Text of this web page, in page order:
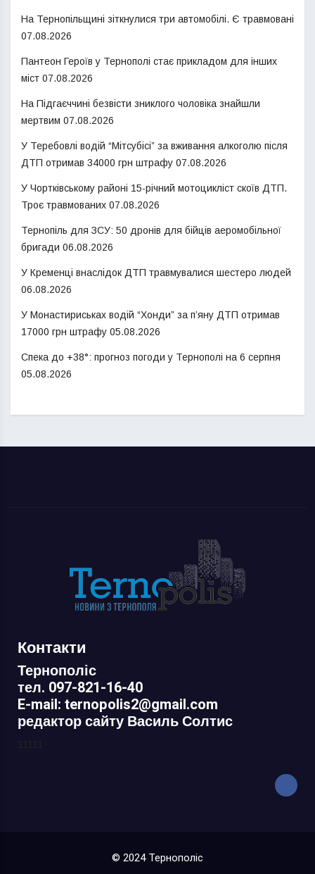
На Тернопільщині зіткнулися три автомобілі. Є травмовані
07.08.2026
Пантеон Героїв у Тернополі стає прикладом для інших
міст 07.08.2026
На Підгаєччині безвісти зниклого чоловіка знайшли
мертвим 07.08.2026
У Теребовлі водій “Мітсубісі” за вживання алкоголю після
ДТП отримав 34000 грн штрафу 07.08.2026
У Чортківському районі 15-річний мотоцикліст скоїв ДТП.
Троє травмованих 07.08.2026
Тернопіль для ЗСУ: 50 дронів для бійців аеромобільної
бригади 06.08.2026
У Кременці внаслідок ДТП травмувалися шестеро людей
06.08.2026
У Монастириськах водій “Хонди” за п’яну ДТП отримав
17000 грн штрафу 05.08.2026
Спека до +38°: прогноз погоди у Тернополі на 6 серпня
05.08.2026
Контакти
Тернополіс
тел. 097-821-16-40
E-mail: ternopolis2@gmail.com
редактор сайту Василь Солтис
© 2024 Тернополіс